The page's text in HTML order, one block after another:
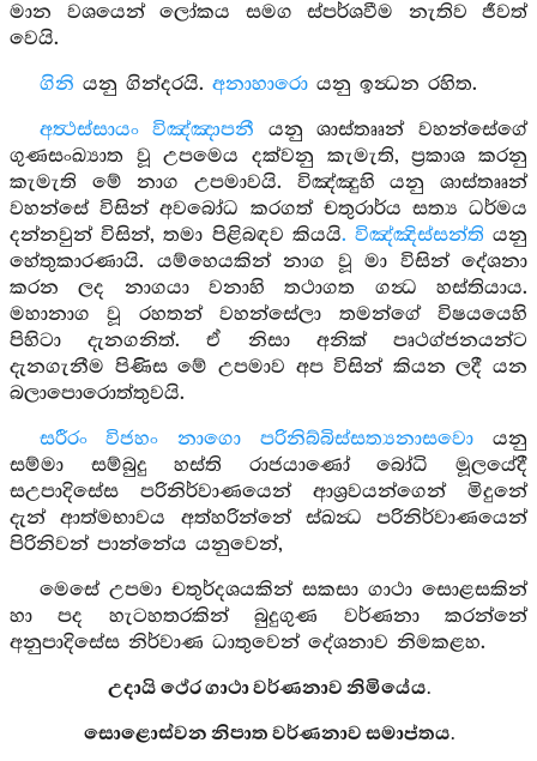
මාන වශයෙන් ලෝකය සමග ස්පර්ශවීම නැතිව ජීවත්
වෙයි.
ගිනි යනු ගින්දරයි. අනාහාරොයනු ඉන්‍ධන රහිත.
අත්‍ථස්සායං විඤ්ඤාපනී යනු ශාස්තෲන් වහන්සේගේ
ගුණසංඛ්‍යාත වූ උපමෙය දක්වනු කැමැති, ප්‍රකාශ කරනු
කැමැති මේ නාග උපමාවයි. විඤ්ඤුහි යනු ශාස්තෲන්
වහන්සේ විසින් අවබෝධ කරගත් චතුරාර්ය සත්‍ය ධර්මය
දන්නවුන් විසින්, තමා පිළිබඳව කියයි. විඤ්ඤිස්සන්ති යනු
හේතුකාරණායි. යම්හෙයකින් නාග වූ මා විසින් දේශනා
කරන ලද නාගයා වනාහි තථාගත ගන්‍ධ හස්තියාය.
මහානාග වූ රහතන් වහන්සේලා තමන්ගේ විෂයයෙහි
පිහිටා දැනගනිත්. ඒ නිසා අනික් පෘථග්ජනයන්ට
දැනගැනීම පිණිස මේ උපමාව අප විසින් කියන ලදී යන
බලාපොරොත්තුවයි.
සරීරං විජහං නාගො පරිනිබ්බිස්සත්‍යනාසවො යනු
සම්මා සම්බුදු හස්ති රාජයාණෝ බෝධි මූලයේදී
සඋපාදිසේස පරිනිර්වාණයෙන් ආශ්‍රවයන්ගෙන් මිදුනේ
දැන් ආත්මභාවය අත්හරින්නේ ස්ඛන්‍ධ පරිනිර්වාණයෙන්
පිරිනිවන් පාන්නේය යනුවෙන්,
මෙසේ උපමා චතුර්දශයකින් සකසා ගාථා සොළසකින්
හා පද හැටහතරකින් බුදුගුණ වර්ණනා කරන්නේ
අනුපාදිසේස නිර්වාණ ධාතුවෙන් දේශනාව නිමකළහ.
උදායි ථේර ගාථා වර්ණනාව නිමියේය.
සොළොස්වන නිපාත වර්ණනාව සමාප්තය.